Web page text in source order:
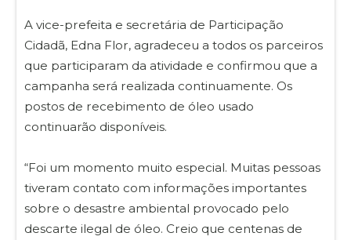
A vice-prefeita e secretária de Participação
Cidadã, Edna Flor, agradeceu a todos os parceiros
que participaram da atividade e confirmou que a
campanha será realizada continuamente. Os
postos de recebimento de óleo usado
continuarão disponíveis.
“Foi um momento muito especial. Muitas pessoas
tiveram contato com informações importantes
sobre o desastre ambiental provocado pelo
descarte ilegal de óleo. Creio que centenas de